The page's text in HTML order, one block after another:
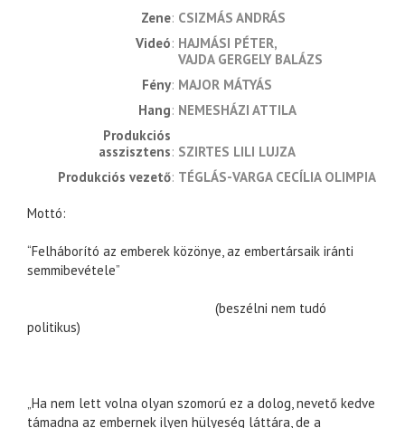
zene CSIZMÁS ANDRÁS
videó HAJMÁSI PÉTER
VAJDA GERGELY BALÁZS
fény MAJOR MÁTYÁS
hang NEMESHÁZI ATTILA
produkciós
asszisztens SZIRTES LILI LUJZA
produkciós vezető TÉGLÁS-VARGA CECÍLIA OLIMPIA
Mottó:
“Felháborító az emberek közönye, az embertársaik iránti
semmibevétele”
(beszélni nem tudó
politikus)
„Ha nem lett volna olyan szomorú ez a dolog, nevető kedve
támadna az embernek ilyen hülyeség láttára, de a